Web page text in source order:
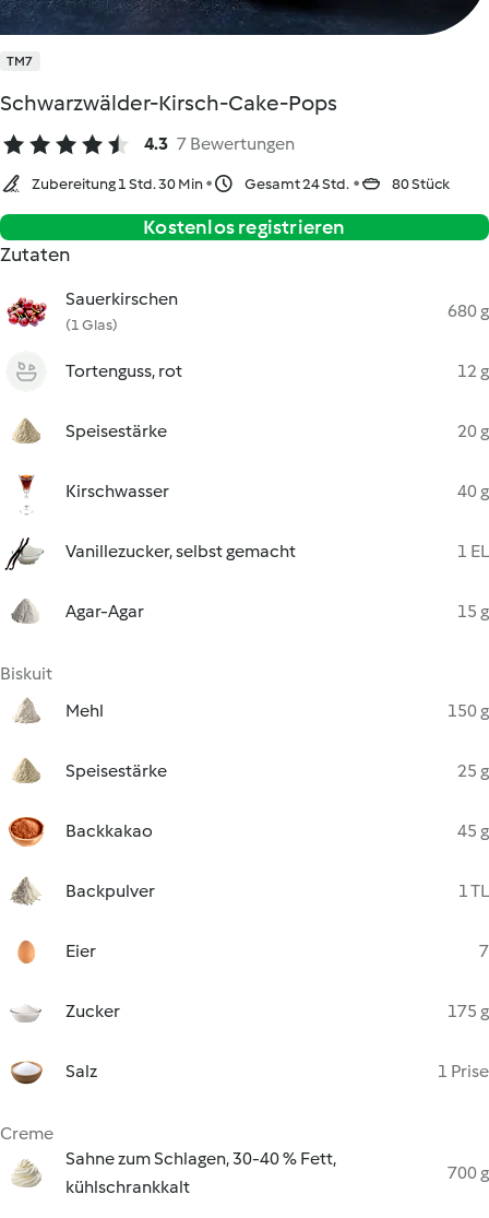
TM7
Schwarzwälder-Kirsch-Cake-Pops
4.3 7 Bewertungen
Zubereitung 1 Std. 30 Min Gesamt 24 Std. 80 Stück
Kostenlos registrieren
Zutaten
Sauerkirschen
(1 Glas)
680 g
Tortenguss, rot 12 g
Speisestärke 20 g
Kirschwasser 40 g
Vanillezucker, selbst gemacht 1 EL
Agar-Agar 15 g
Biskuit
Mehl
150 g
Speisestärke 25 g
Backkakao 45 g
Backpulver 1 TL
Eier 7
Zucker 175 g
Salz 1 Prise
Creme
Sahne zum Schlagen, 30-40 % Fett,
kühlschrankkalt
700 g